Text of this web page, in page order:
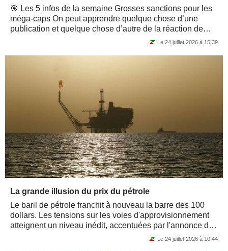
🎯 Les 5 infos de la semaine Grosses sanctions pour les
méga-caps On peut apprendre quelque chose d’une
publication et quelque chose d’autre de la réaction de
Le 24 juillet 2026 à 15:39
La grande illusion du prix du pétrole
Le baril de pétrole franchit à nouveau la barre des 100
dollars. Les tensions sur les voies d'approvisionnement
atteignent un niveau inédit, accentuées par l'annonce des
Le 24 juillet 2026 à 10:44